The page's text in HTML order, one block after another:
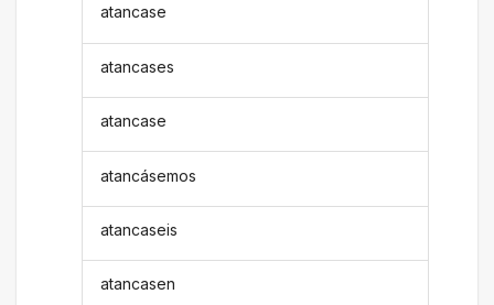
atancase
atancases
atancase
atancásemos
atancaseis
atancasen